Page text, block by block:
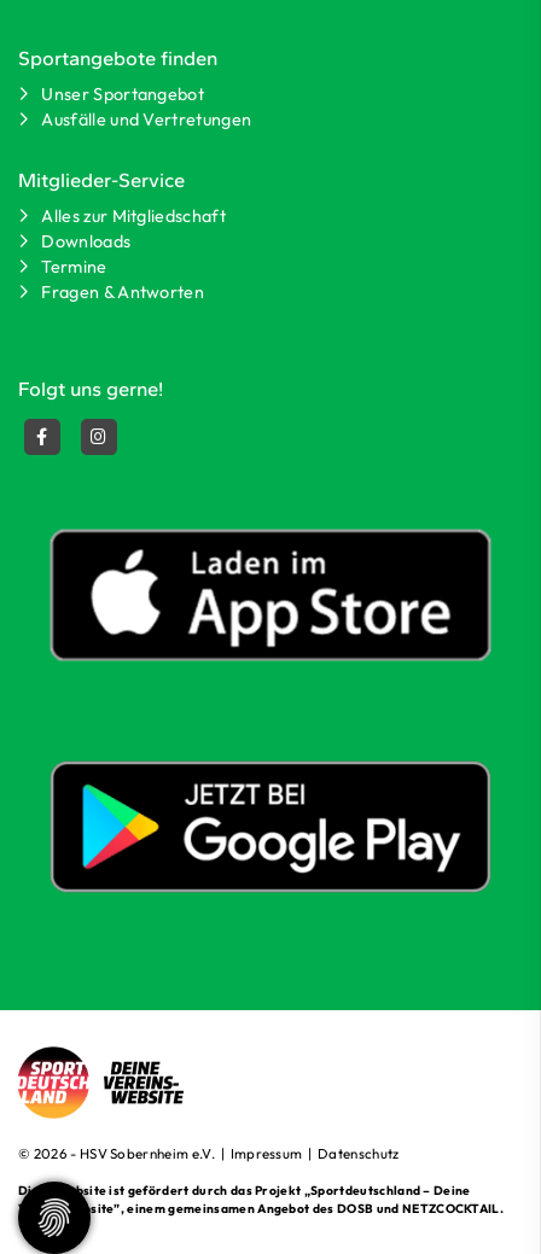
Sportangebote finden
Unser Sportangebot
Ausfälle und Vertretungen
Mitglieder-Service
Alles zur Mitgliedschaft
Downloads
Termine
Fragen & Antworten
Folgt uns gerne!
© 2026 - HSV Sobernheim e.V. | Impressum | Datenschutz
Diese Website ist gefördert durch das Projekt „Sportdeutschland – Deine
Vereinswebsite”, einem gemeinsamen Angebot des DOSB und NETZCOCKTAIL.